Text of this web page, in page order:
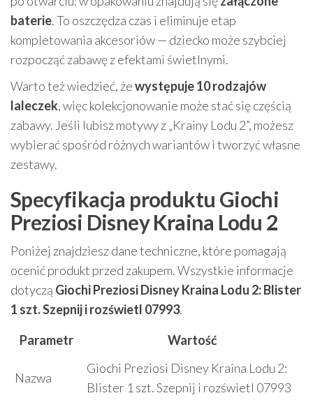
baterie. To oszczędza czas i eliminuje etap
kompletowania akcesoriów — dziecko może szybciej
rozpocząć zabawę z efektami świetlnymi.
Warto też wiedzieć, żewystępuje 10 rodzajów
laleczek, więc kolekcjonowanie może stać się częścią
zabawy. Jeśli lubisz motywy z „Krainy Lodu 2”, możesz
wybierać spośród różnych wariantów i tworzyć własne
zestawy.
Specyfikacja produktu Giochi
Preziosi Disney Kraina Lodu 2
Poniżej znajdziesz dane techniczne, które pomagają
ocenić produkt przed zakupem. Wszystkie informacje
dotyczą Giochi Preziosi Disney Kraina Lodu 2: Blister
1 szt. Szepnij i rozświetl 07993.
Parametr
Wartość
Nazwa
Giochi Preziosi Disney Kraina Lodu 2:
Blister 1 szt. Szepnij i rozświetl 07993